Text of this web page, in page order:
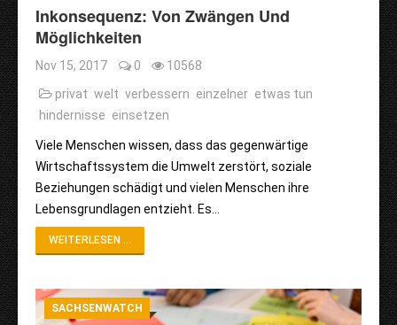
Inkonsequenz: Von Zwängen Und
Möglichkeiten
Nov 15, 2017 0
10568
privat welt verbessern einzelner etwas tun
hindernisse einsetzen
Viele Menschen wissen, dass das gegenwärtige
Wirtschaftssystem die Umwelt zerstört, soziale
Beziehungen schädigt und vielen Menschen ihre
Lebensgrundlagen entzieht. Es…
WEITERLESEN ...
SACHSENWATCH